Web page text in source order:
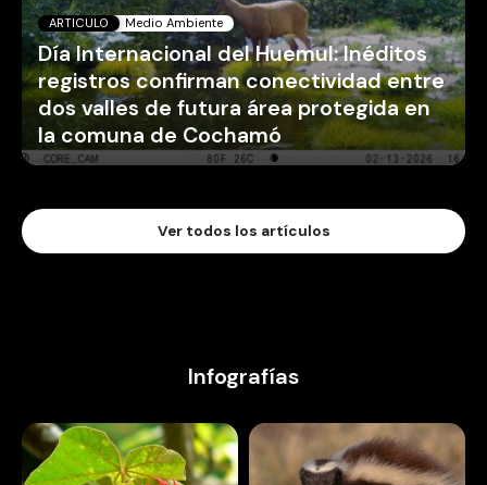
ARTICULO Medio Ambiente
Día Internacional del Huemul: Inéditos
registros confirman conectividad entre
dos valles de futura área protegida en
la comuna de Cochamó
Ver todos los artículos
Infografías